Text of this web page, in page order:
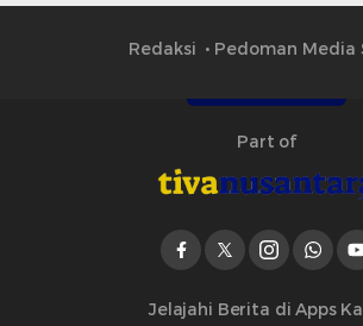
Redaksi Pedoman Media
Part of
Jelajahi Berita di Apps